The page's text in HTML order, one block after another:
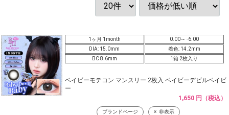
1ヶ月 1month
0.00～ -6.00
DIA: 15.0mm
着色: 14.2mm
BC 8.6mm
1箱 2枚入り
ベイビーモテコン マンスリー 2枚入 ベイビーデビルベイビ
ー
1,650 円（税込）
ブランドページ 非表示